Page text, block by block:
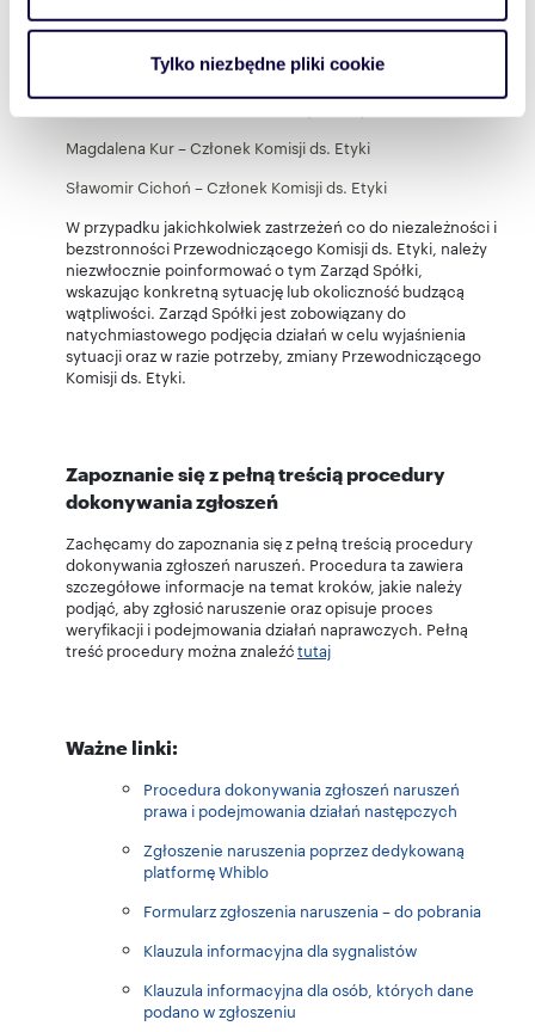
Dowiedz się więcej odnośnie tego, jak Twoje osobiste
dane są przetwarzane oraz ustaw własne preferencje w
zmienić lub wycofać swoją zgodę w dowolnej chwili.
i reklam, aby oferować funkcje społecznościowe i
analizować ruch w naszej witrynie. Informacje o tym, jak
korzystasz z naszej witryny, udostępniamy partnerom
społecznościowym, reklamowym i analitycznym.
Partnerzy mogą połączyć te informacje z innymi danymi
otrzymanymi od Ciebie lub uzyskanymi podczas
korzystania z ich usług.
Tylko niezbędne pliki cookie
Paweł Bednarz – Przewodniczący Komisji ds. Etyki
Joanna Jachym-Zych – Członek Komisji ds. Etyki
Magdalena Kur – Członek Komisji ds. Etyki
Sławomir Cichoń – Członek Komisji ds. Etyki
W przypadku jakichkolwiek zastrzeżeń co do niezależności i
bezstronności Przewodniczącego Komisji ds. Etyki, należy
niezwłocznie poinformować o tym Zarząd Spółki,
wskazując konkretną sytuację lub okoliczność budzącą
wątpliwości. Zarząd Spółki jest zobowiązany do
natychmiastowego podjęcia działań w celu wyjaśnienia
sytuacji oraz w razie potrzeby, zmiany Przewodniczącego
Komisji ds. Etyki.
Zapoznanie się z pełną treścią procedury
dokonywania zgłoszeń
Zachęcamy do zapoznania się z pełną treścią procedury
dokonywania zgłoszeń naruszeń. Procedura ta zawiera
szczegółowe informacje na temat kroków, jakie należy
podjąć, aby zgłosić naruszenie oraz opisuje proces
weryfikacji i podejmowania działań naprawczych. Pełną
treść procedury można znaleźćtutaj
Ważne linki:
Procedura dokonywania zgłoszeń naruszeń
prawa i podejmowania działań następczych
Zgłoszenie naruszenia poprzez dedykowaną
platformę Whiblo
Formularz zgłoszenia naruszenia – do pobrania
Klauzula informacyjna dla sygnalistów
Klauzula informacyjna dla osób, których dane
podano w zgłoszeniu